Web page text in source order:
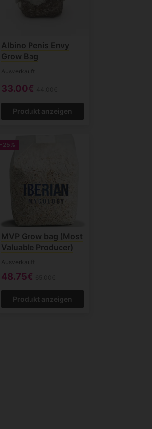
Albino Penis Envy
Grow Bag
Ausverkauft
33.00€
Produkt anzeigen
-25%
MVP Grow bag (Most
Valuable Producer)
Ausverkauft
48.75€
Produkt anzeigen